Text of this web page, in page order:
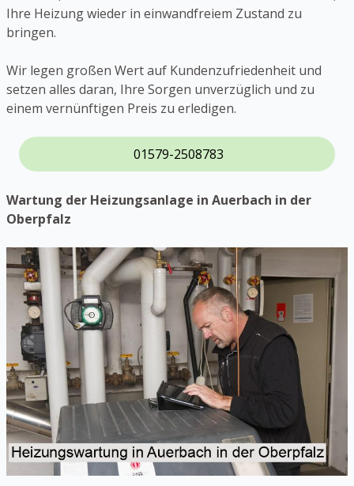
Ihre Heizung wieder in einwandfreiem Zustand zu
bringen.
Wir legen großen Wert auf Kundenzufriedenheit und
setzen alles daran, Ihre Sorgen unverzüglich und zu
einem vernünftigen Preis zu erledigen.
01579-2508783
Wartung der Heizungsanlage in Auerbach in der
Oberpfalz